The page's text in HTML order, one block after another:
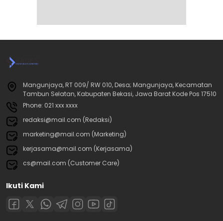
Mangunjaya, RT 009/ RW 010, Desa; Mangunjaya, Kecamatan
Tambun Selatan, Kabupaten Bekasi, Jawa Barat Kode Pos 17510
Phone: 021 xxx xxxx
redaksi@mail.com (Redaksi)
marketing@mail.com (Marketing)
kerjasama@mail.com (Kerjasama)
cs@mail.com (Customer Care)
Ikuti Kami